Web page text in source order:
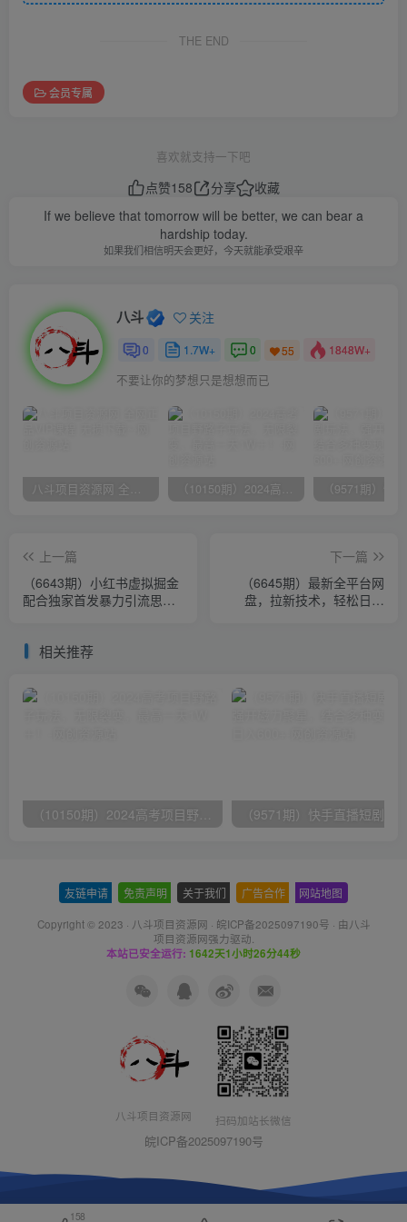
THE END
会员专属
喜欢就支持一下吧
点赞158 分享
收藏
If we believe that tomorrow will be better, we can bear a
hardship today.
如果我们相信明天会更好，今天就能承受艰辛
八斗 关注
0 1.7W+ 0 55 1848W+
不要让你的梦想只是想想而已
八斗项目资源网 全网正品VIP课程 无损下载~ （10150期）2024高考项目野路子玩法，无限裂变，最高一天1W＋！
上一篇
（6643期）小红书虚拟掘金
配合独家首发暴力引流思
下一篇
（6645期）最新全平台网
盘，拉新技术，轻松日入
相关推荐
（10150期）2024高考项目野路子玩法，无限裂变，最高一天1W＋！
友链申请 免责声明 关于我们 广告合作 网站地图
Copyright © 2023 · 八斗项目资源网 · 皖ICP备2025097190号 · 由八斗
项目资源网强力驱动.
本站已安全运行: 1642天1小时26分45秒
八斗项目资源网 扫码加站长微信
皖ICP备2025097190号
158